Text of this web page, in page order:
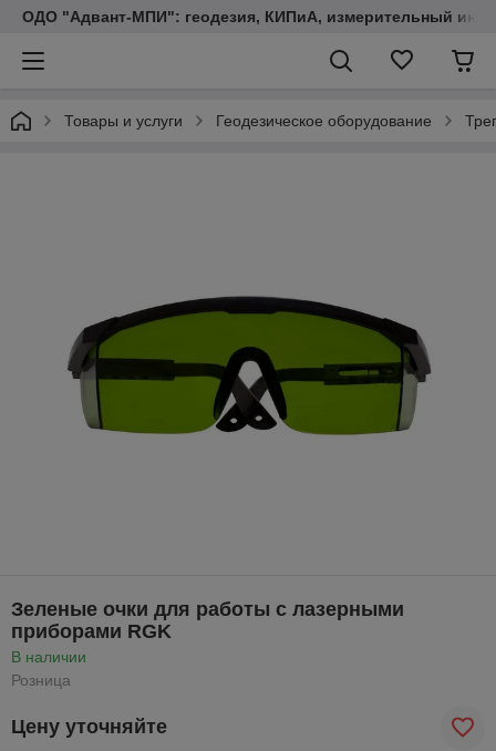
ОДО "Адвант-МПИ": геодезия, КИПиА, измерительный
Товары и услуги Геодезическое оборудование
Зеленые очки для работы с лазерными
приборами RGK
В наличии
Розница
Цену уточняйте